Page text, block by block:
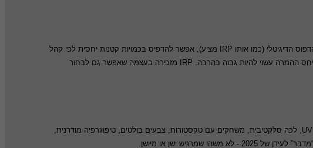
פליירים ממוקדים - כלומר כאלה שמתוכננים לקהל יעד מסוים (למשל שכונה, גיל, תחומי עניין) - יכולים להיות הרבה יותר אפקטיביים. בזכות הדפוס הדיגיטלי (כמו אותו IRP מציע), אפשר להדפיס בכמויות קטנות יחסית לפי קהל
יעד: זה מוריד עלויות ומפחית בזבוז. כאשר הפליירs מעוצבים נכון, עם מסר ברור, גרפיקה מושכת, קריאה לפעולה (למשל קופון / QR-code), יחס ההמרה עשוי להיות גבוה בהרבה. IRP מזכירה בעצמה שאפשר גם לבחור
בשוק הדפוס של 2025 צצים טרנדים שמשלבים בין “נוסטלגיה” של הדפסה מסורתית לבין חדשנות עיצובית וטכנולוגית - למשל שימוש ב-UV Spot, לכה סלקטיבית, משחקים עם טקסטורות, צבעים בולטים, טיפוגרפיה מודרנית,